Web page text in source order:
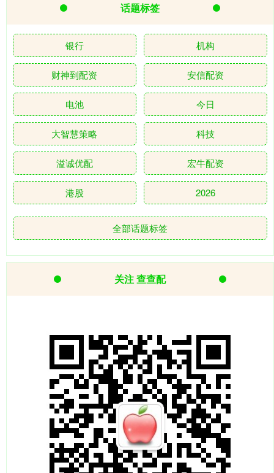
话题标签
银行 机构
财神到配资 安信配资
电池 今日
大智慧策略 科技
溢诚优配 宏牛配资
港股 2026
全部话题标签
关注 查查配